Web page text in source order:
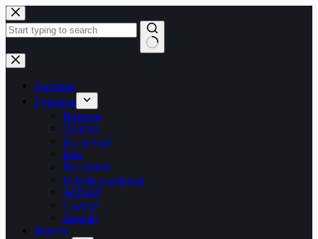
Перейти
до
вмісту
Немає
результатів
Головна
Рубрики
Новини
Обзори
Інструкції
Ігри
Програми
Робоче оточення
Android
Сервер
Железо
Форум